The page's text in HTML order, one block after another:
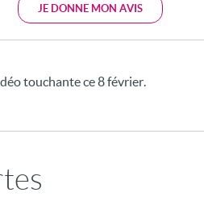
JE DONNE MON AVIS
touchante ce 8 février.